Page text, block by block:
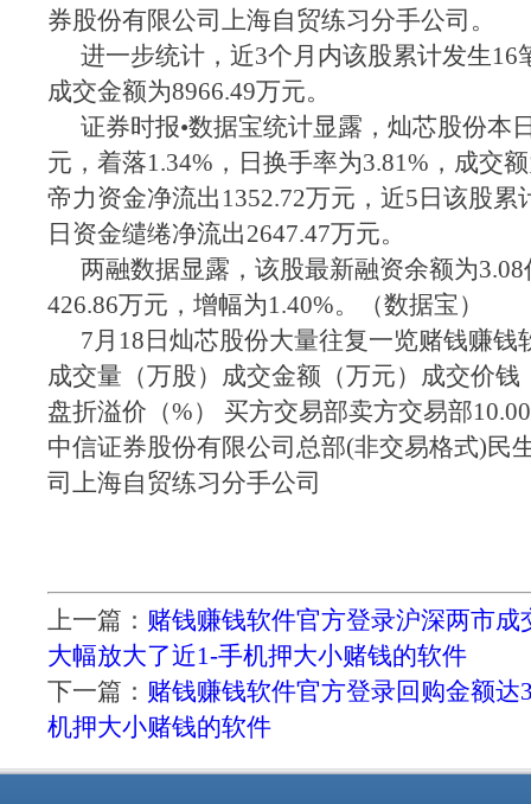
券股份有限公司上海自贸练习分手公司。
进一步统计，近3个月内该股累计发生16
成交金额为8966.49万元。
证券时报•数据宝统计显露，灿芯股份本
元，着落1.34%，日换手率为3.81%，成交
帝力资金净流出1352.72万元，近5日该股累
日资金缱绻净流出2647.47万元。
两融数据显露，该股最新融资余额为
426.86万元，增幅为1.40%。（数据宝）
7月18日灿芯股份大量往复一览赌钱赚钱
成交量（万股）成交金额（万元）成交价钱
盘折溢价（%） 买方交易部卖方交易部
中信证券股份有限公司总部(非交易格式)民
司上海自贸练习分手公司
上一篇： 赌钱赚钱软件官方登录沪深两市成
大幅放大了近1-手机押大小赌钱的软件
下一篇： 赌钱赚钱软件官方登录回购金额达
机押大小赌钱的软件